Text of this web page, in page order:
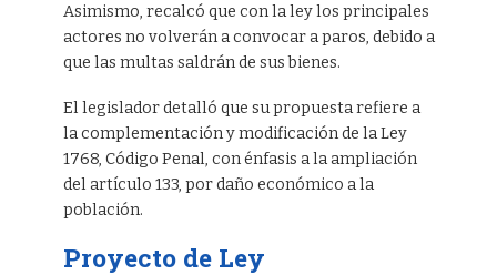
Asimismo, recalcó que con la ley los principales
actores no volverán a convocar a paros, debido a
que las multas saldrán de sus bienes.
El legislador detalló que su propuesta refiere a
la complementación y modificación de la Ley
1768, Código Penal, con énfasis a la ampliación
del artículo 133, por daño económico a la
población.
Proyecto de Ley